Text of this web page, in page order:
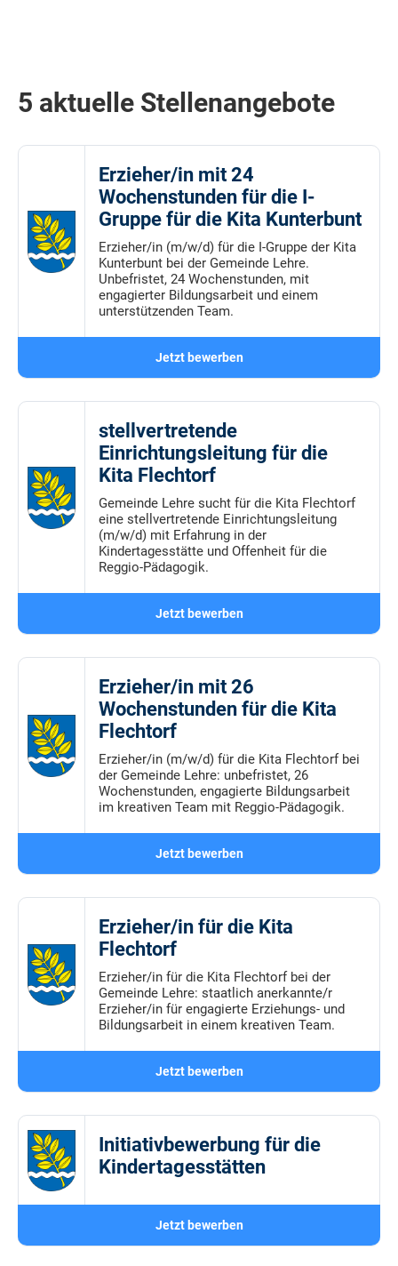
5 aktuelle Stellenangebote
Erzieher/in mit 24
Wochenstunden für die I-
Gruppe für die Kita Kunterbunt
Erzieher/in (m/w/d) für die I-Gruppe der Kita
Kunterbunt bei der Gemeinde Lehre.
Unbefristet, 24 Wochenstunden, mit
engagierter Bildungsarbeit und einem
unterstützenden Team.
Jetzt bewerben
stellvertretende
Einrichtungsleitung für die
Kita Flechtorf
Gemeinde Lehre sucht für die Kita Flechtorf
eine stellvertretende Einrichtungsleitung
(m/w/d) mit Erfahrung in der
Kindertagesstätte und Offenheit für die
Reggio-Pädagogik.
Jetzt bewerben
Erzieher/in mit 26
Wochenstunden für die Kita
Flechtorf
Erzieher/in (m/w/d) für die Kita Flechtorf bei
der Gemeinde Lehre: unbefristet, 26
Wochenstunden, engagierte Bildungsarbeit
im kreativen Team mit Reggio-Pädagogik.
Jetzt bewerben
Erzieher/in für die Kita
Flechtorf
Erzieher/in für die Kita Flechtorf bei der
Gemeinde Lehre: staatlich anerkannte/r
Erzieher/in für engagierte Erziehungs- und
Bildungsarbeit in einem kreativen Team.
Jetzt bewerben
Initiativbewerbung für die
Kindertagesstätten
Jetzt bewerben